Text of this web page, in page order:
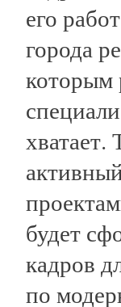
его
города
которым
будет
кадров
по